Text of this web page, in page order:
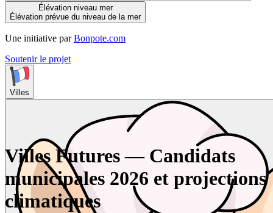
Élévation niveau mer
Élévation prévue du niveau de la mer
Une initiative par Bonpote.com
Soutenir le projet
Villes
Villes Futures — Candidats
municipales 2026 et projections
climatiques